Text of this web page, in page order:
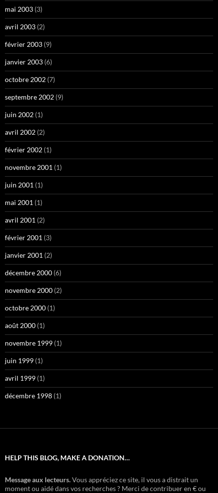
mai 2003 (3)
avril 2003 (2)
février 2003 (9)
janvier 2003 (6)
octobre 2002 (7)
septembre 2002 (9)
juin 2002 (1)
avril 2002 (2)
février 2002 (1)
novembre 2001 (1)
juin 2001 (1)
mai 2001 (1)
avril 2001 (2)
février 2001 (3)
janvier 2001 (2)
décembre 2000 (6)
novembre 2000 (2)
octobre 2000 (1)
août 2000 (1)
novembre 1999 (1)
juin 1999 (1)
avril 1999 (1)
décembre 1998 (1)
HELP THIS BLOG, MAKE A DONATION…
Message aux lecteurs.Vous appréciez ce site, il vous a distrait un
moment ou aidé dans vos recherches ? Merci de contribuer en € ou